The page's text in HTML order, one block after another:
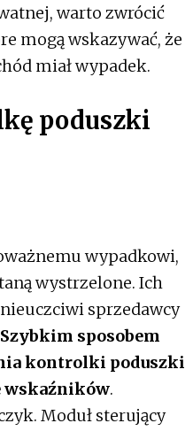
warto zwrócić
mogą wskazywać, że
miał wypadek.
poduszki
wypadkowi,
wystrzelone. Ich
sprzedawcy
Szybkim sposobem
kontrolki poduszki
wskaźników.
Moduł sterujący